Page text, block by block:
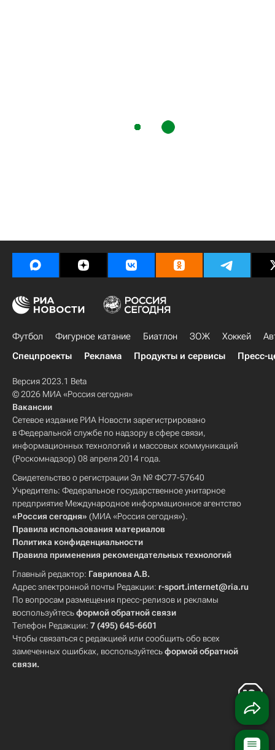
Футбол Фигурное катание Биатлон ЗОЖ Хоккей
Спецпроекты
Реклама Продукты и сервисы Пресс-
Версия 2023.1 Beta
© 2026 МИА «Россия сегодня»
Вакансии
Сетевое издание РИА Новости зарегистрировано
в Федеральной службе по надзору в сфере связи,
информационных технологий и массовых коммуникаций
(Роскомнадзор) 08 апреля 2014 года.
Свидетельство о регистрации Эл № ФС77-57640
Учредитель: Федеральное государственное унитарное
предприятие Международное информационное агентство
«Россия сегодня» (МИА «Россия сегодня»).
Правила использования материалов
Политика конфиденциальности
Правила применения рекомендательных технологий
Главный редактор: Гаврилова А.В.
Адрес электронной почты Редакции: r-sport.internet@ria.ru
По вопросам размещения пресс-релизов и рекламы
воспользуйтесьформой обратной связи
Телефон Редакции: 7 (495) 645-6601
Чтобы связаться с редакцией или сообщить обо всех
замеченных ошибках, воспользуйтесьформой обратной
связи.